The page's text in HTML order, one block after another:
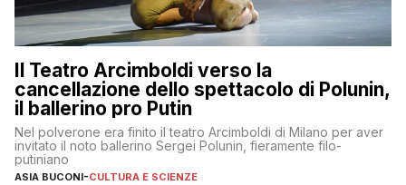
Il Teatro Arcimboldi verso la
cancellazione dello spettacolo di Polunin,
il ballerino pro Putin
Nel polverone era finito il teatro Arcimboldi di Milano per aver
invitato il noto ballerino Sergei Polunin, fieramente filo-
putiniano
ASIA BUCONI-CULTURA E SCIENZE